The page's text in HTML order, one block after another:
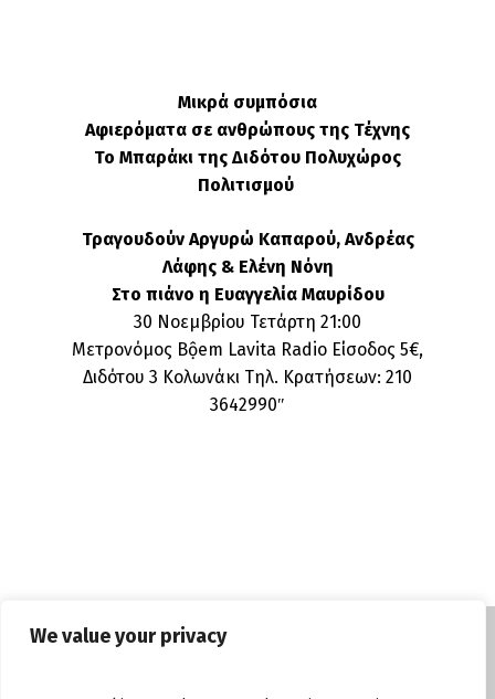
We value your privacy
Μικρά συμπόσια
Αφιερόματα σε ανθρώπους της Τέχνης
Το Μπαράκι της Διδότου Πολυχώρος
Πολιτισμού
Τραγουδούν Αργυρώ Καπαρού, Ανδρέας
Λάφης & Ελένη Νόνη
Στο πιάνο η Ευαγγελία Μαυρίδου
30 Νοεμβρίου Τετάρτη 21:00
Μετρονόμος Bộem Lavita Radio Είσοδος 5€,
Διδότου 3 Κολωνάκι Τηλ. Κρατήσεων: 210
3642990″